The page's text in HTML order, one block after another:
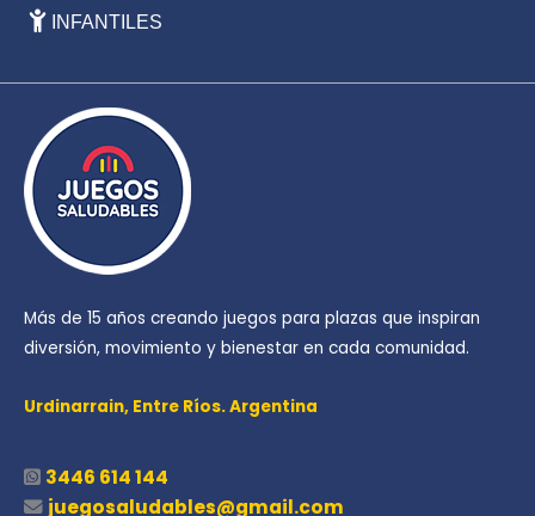
INFANTILES
Más de 15 años creando juegos para plazas que inspiran
diversión, movimiento y bienestar en cada comunidad.
Urdinarrain, Entre Ríos. Argentina
3446 614 144
juegosaludables@gmail.com